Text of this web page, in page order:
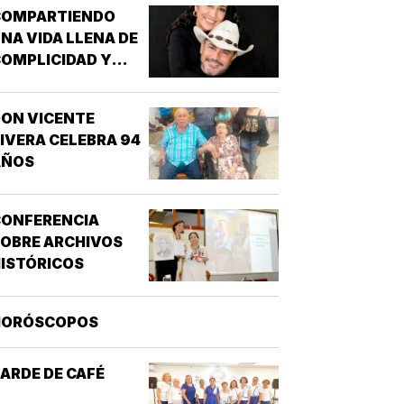
*EL EVANGELIO
VIDA LLENA DE
Y
VICENTE
CELEBRA 94
ARCHIVOS
DE CAFÉ